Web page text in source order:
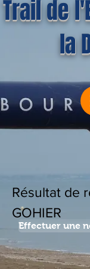
Trail de
la
Résultat de
GOHIER
Effectuer une